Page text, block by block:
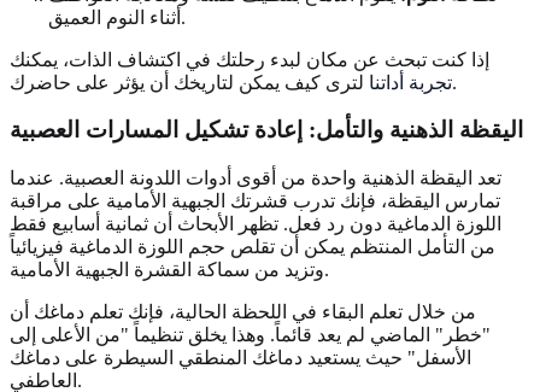
أثناء النوم العميق.
إذا كنت تبحث عن مكان لبدء رحلتك في اكتشاف الذات، يمكنك
تجربة أداتنالترى كيف يمكن لتاريخك أن يؤثر على حاضرك.
اليقظة الذهنية والتأمل: إعادة تشكيل المسارات العصبية
تعد اليقظة الذهنية واحدة من أقوى أدوات اللدونة العصبية. عندما
تمارس اليقظة، فإنك تدرب قشرتك الجبهية الأمامية على مراقبة
اللوزة الدماغية دون رد فعل. تظهر الأبحاث أن ثمانية أسابيع فقط
من التأمل المنتظم يمكن أن تقلص حجم اللوزة الدماغية فيزيائياً
وتزيد من سماكة القشرة الجبهية الأمامية.
من خلال تعلم البقاء في اللحظة الحالية، فإنك تعلم دماغك أن
"خطر" الماضي لم يعد قائماً. وهذا يخلق تنظيماً "من الأعلى إلى
الأسفل" حيث يستعيد دماغك المنطقي السيطرة على دماغك
العاطفي.